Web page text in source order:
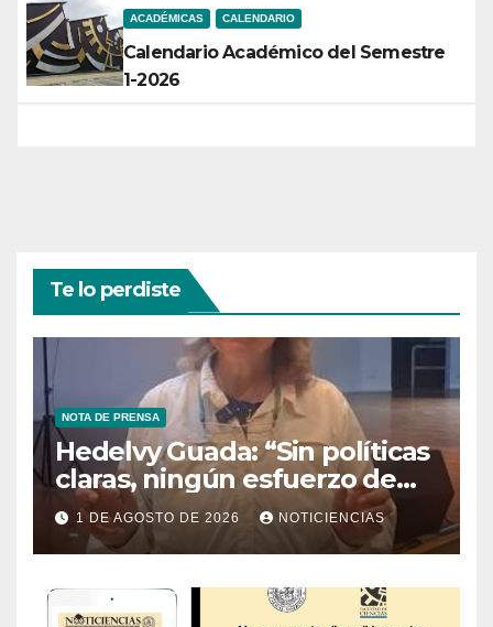
ACADÉMICAS CALENDARIO
Calendario Académico del Semestre
1-2026
Te lo perdiste
NOTA DE PRENSA
Hedelvy Guada: “Sin políticas
claras, ningún esfuerzo de
conservación rendirá frutos”
1 DE AGOSTO DE 2026 NOTICIENCIAS